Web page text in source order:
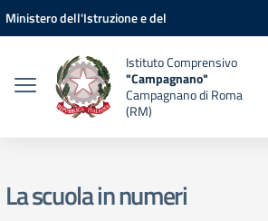
Vai ai contenuti
Vai al menu di navigazione
Vai al footer
Ministero dell'Istruzione e del
Istituto Comprensivo
"Campagnano"
Campagnano di Roma
(RM)
La scuola in numeri